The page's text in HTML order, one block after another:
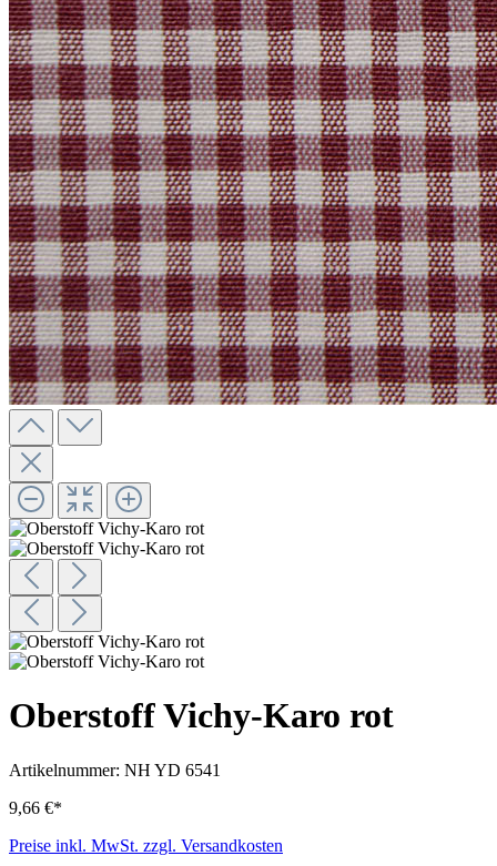
Oberstoff Vichy-Karo rot
Artikelnummer: NH YD 6541
9,66 €*
Preise inkl. MwSt. zzgl. Versandkosten